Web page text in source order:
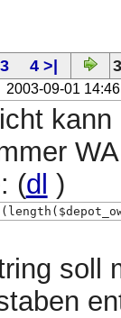
3 4 >|
2003-09-01 14:46
(dl )
soll